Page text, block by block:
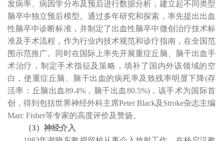
发病率、病因学分布及预后进行数据分析，建立起不同类型
脑卒中独立预后模型。通过多年研究和探索，率先提出出血
性脑卒中诊断标准，并制定了出血性脑卒中微创治疗技术标
准及手术流程，作为行业内技术规范和诊疗指南，在全国范
围示范推广。同时在国际上率先开展重症丘脑、脑干出血手
术治疗，制定手术指征及策略，填补了国内外该领域的空
白，使重症丘脑、脑干出血的病死率及致残率明显下降(存
活率：丘脑出血 89.4%，脑干出血 80.5%)，该手术为国际首
创，得到包括世界神经外科主席Peter Black及 Stroke杂志主编
Marc Fisher等专家的高度评价及赞扬。
（3）神经介入